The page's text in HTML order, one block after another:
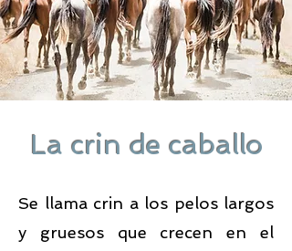
La crin de caballo
Se llama crin a los pelos largos
y gruesos que crecen en el